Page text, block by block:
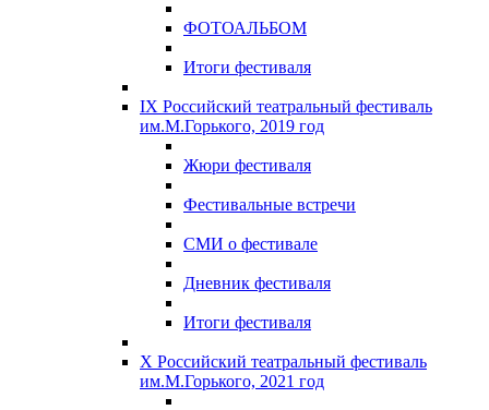
ФОТОАЛЬБОМ
Итоги фестиваля
IX Российский театральный фестиваль
им.М.Горького, 2019 год
Жюри фестиваля
Фестивальные встречи
СМИ о фестивале
Дневник фестиваля
Итоги фестиваля
X Российский театральный фестиваль
им.М.Горького, 2021 год